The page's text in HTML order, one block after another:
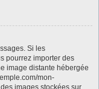
Si les
pourrez importer des
image distante hébergée
mon-
images stockées sur